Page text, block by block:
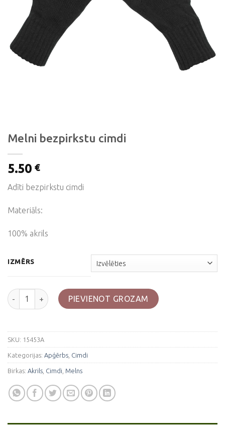
Melni bezpirkstu cimdi
5.50 €
Adīti bezpirkstu cimdi
Materiāls:
100% akrils
IZMĒRS
Melni bezpirkstu cimdi daudzums
PIEVIENOT GROZAM
SKU: 15453A
Kategorijas: Apģērbs Cimdi
Birkas: Akrils Cimdi Melns